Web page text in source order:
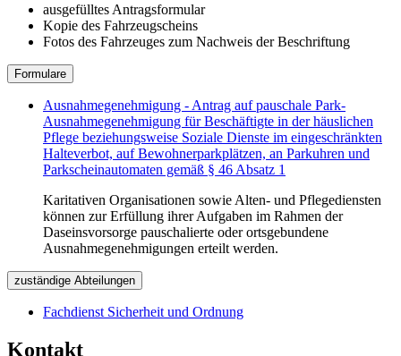
ausgefülltes Antragsformular
Kopie des Fahrzeugscheins
Fotos des Fahrzeuges zum Nachweis der Beschriftung
Formulare
Ausnahmegenehmigung - Antrag auf pauschale Park-
Ausnahmegenehmigung für Beschäftigte in der häuslichen
Pflege beziehungsweise Soziale Dienste im eingeschränkten
Halteverbot, auf Bewohnerparkplätzen, an Parkuhren und
Parkscheinautomaten gemäß § 46 Absatz 1
Karitativen Organisationen sowie Alten- und Pflegediensten
können zur Erfüllung ihrer Aufgaben im Rahmen der
Daseinsvorsorge pauschalierte oder ortsgebundene
Ausnahmegenehmigungen erteilt werden.
zuständige Abteilungen
Fachdienst Sicherheit und Ordnung
Kontakt